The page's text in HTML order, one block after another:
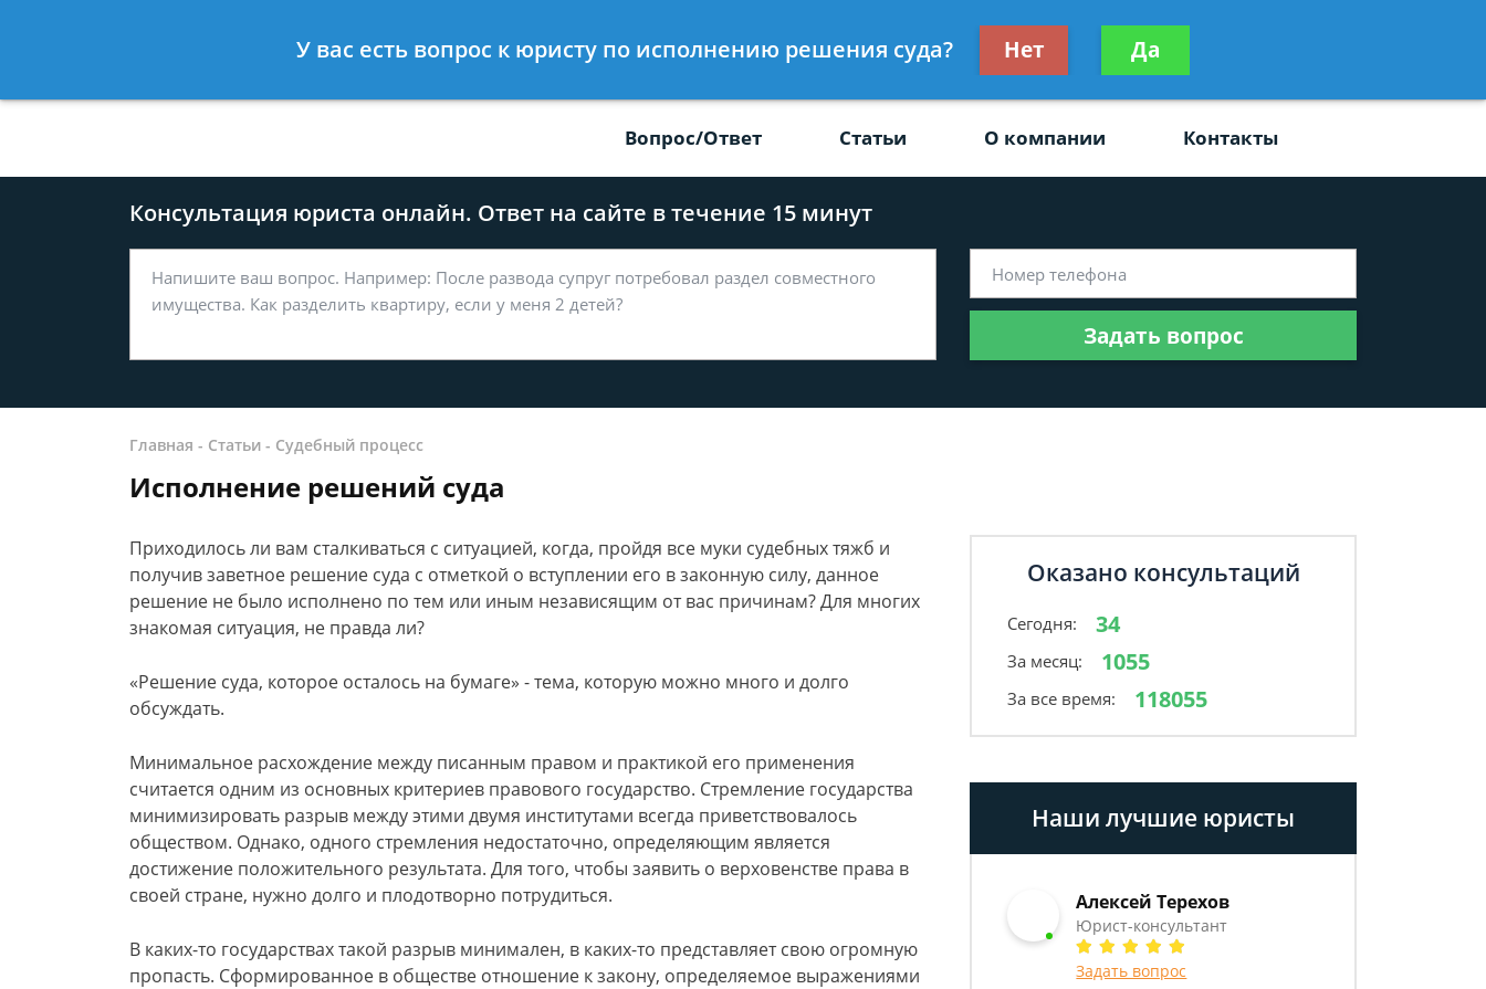
8 499-577-04-56 8 812 509-27-47
Получите консультацию
бесплатно
Задать вопрос
Вопрос/Ответ Статьи О компании Контакты
Консультация юриста онлайн. Ответ на сайте в течение 15 минут
Задать вопрос
Главная - Статьи - Судебный процесс
Исполнение решений суда
Приходилось ли вам сталкиваться с ситуацией, когда, пройдя все муки судебных тяжб и
получив заветное решение суда с отметкой о вступлении его в законную силу, данное
решение не было исполнено по тем или иным независящим от вас причинам? Для многих
знакомая ситуация, не правда ли?
«Решение суда, которое осталось на бумаге» - тема, которую можно много и долго
обсуждать.
Минимальное расхождение между писанным правом и практикой его применения
считается одним из основных критериев правового государство. Стремление государства
минимизировать разрыв между этими двумя институтами всегда приветствовалось
обществом. Однако, одного стремления недостаточно, определяющим является
достижение положительного результата. Для того, чтобы заявить о верховенстве права в
своей стране, нужно долго и плодотворно потрудиться.
В каких-то государствах такой разрыв минимален, в каких-то представляет свою огромную
пропасть. Сформированное в обществе отношение к закону, определяемое выражениями
Оказано консультаций
Сегодня: 34
За месяц: 1055
За все время: 118055
Наши лучшие юристы
Алексей Терехов
Юрист-консультант
Задать вопрос
У вас есть вопрос к юристу по исполнению решения суда? Нет Да